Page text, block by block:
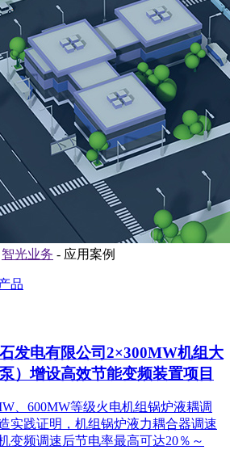
智光业务 - 应用案例
品
发电有限公司2×300MW机组大
）增设高效节能变频装置项目
、600MW等级火电机组锅炉液耦调
实践证明，机组锅炉液力耦合器调速
变频调速后节电率最高可达20％～